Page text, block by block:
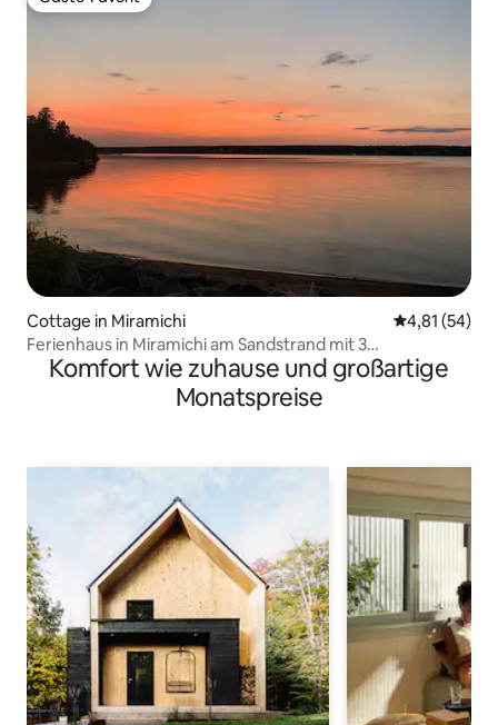
Gäste-Favorit
Cottage in Miramichi
4,81 (54)
Ferienhaus in Miramichi am Sandstrand mit 3
Schlafzimmern
Komfort wie zuhause und großartige
Monatspreise